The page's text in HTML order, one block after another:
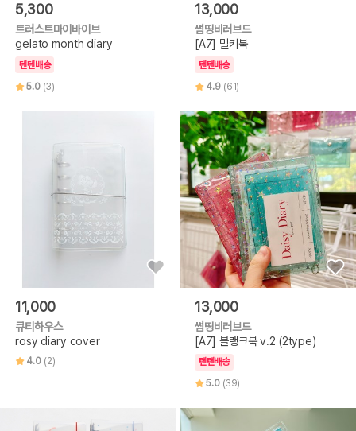
5,300
트러스트마이바이브
gelato month diary
텐텐배송
5.0 (3)
13,000
썸띵비러브드
[A7] 밀키북
텐텐배송
4.9 (61)
11,000
큐티하우스
rosy diary cover
4.0 (2)
13,000
썸띵비러브드
[A7] 블랭크북 v.2 (2type)
텐텐배송
5.0 (39)